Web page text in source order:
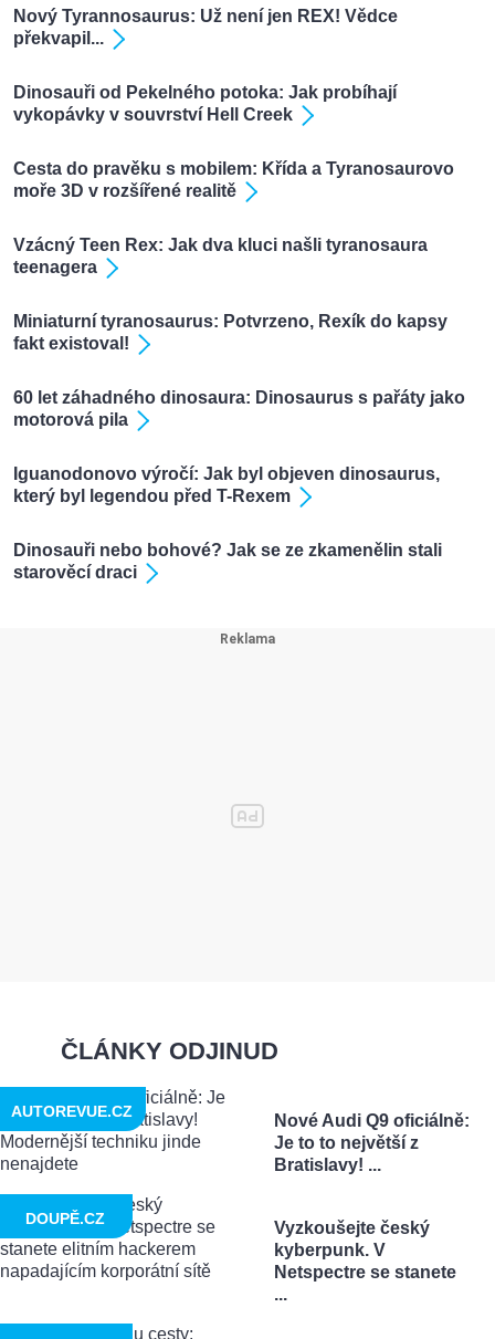
Nový Tyrannosaurus: Už není jen REX! Vědce
překvapil...
Dinosauři od Pekelného potoka: Jak probíhají
vykopávky v souvrství Hell Creek
Cesta do pravěku s mobilem: Křída a Tyranosaurovo
moře 3D v rozšířené realitě
Vzácný Teen Rex: Jak dva kluci našli tyranosaura
teenagera
Miniaturní tyranosaurus: Potvrzeno, Rexík do kapsy
fakt existoval!
60 let záhadného dinosaura: Dinosaurus s pařáty jako
motorová pila
Iguanodonovo výročí: Jak byl objeven dinosaurus,
který byl legendou před T-Rexem
Dinosauři nebo bohové? Jak se ze zkamenělin stali
starověcí draci
ČLÁNKY ODJINUD
Nové Audi Q9 oficiálně:
Je to to největší z
Bratislavy! ...
AUTOREVUE.CZ
Vyzkoušejte český
kyberpunk. V
Netspectre se stanete
...
DOUPĚ.CZ